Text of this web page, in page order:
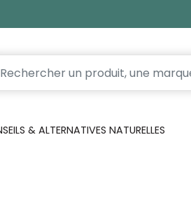
& ALTERNATIVES NATURELLES